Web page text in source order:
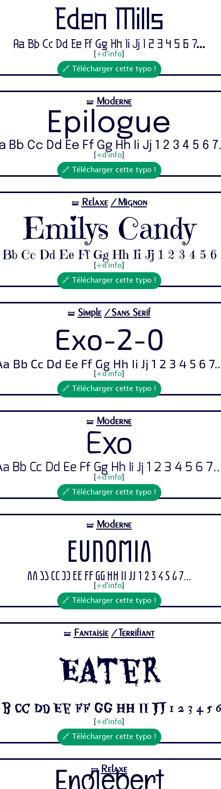
Eden Mills
Aa Bb Cc Dd Ee Ff Gg Hh Ii Jj 1 2 3 4 5 6 7...
+d'info
🔗 Télécharger cette typo !
🝛 Moderne
Epilogue
Bb Cc Dd Ee Ff Gg Hh Ii Jj 1 2 3 4 5 6
+d'info
🔗 Télécharger cette typo !
🝛 Relaxe /Mignon
Emilys Candy
Bb Cc Dd Ee Ff Gg Hh Ii Jj 1 2 3 4 5 6
+d'info
🔗 Télécharger cette typo !
🝛 Simple /Sans Serif
Exo-2-0
Bb Cc Dd Ee Ff Gg Hh Ii Jj 1 2 3 4 5 6
+d'info
🔗 Télécharger cette typo !
🝛 Moderne
Exo
Bb Cc Dd Ee Ff Gg Hh Ii Jj 1 2 3 4 5 6
+d'info
🔗 Télécharger cette typo !
🝛 Moderne
Eunomia
Aa Bb Cc Dd Ee Ff Gg Hh Ii Jj 1 2 3 4 5 6 7...
+d'info
🔗 Télécharger cette typo !
🝛 Fantaisie /Terrifiant
Eater
Cc Dd Ee Ff Gg Hh Ii Jj 1 2 3 4 5
+d'info
🔗 Télécharger cette typo !
🝛 Relaxe